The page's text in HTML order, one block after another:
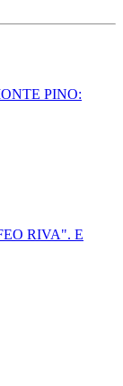
PINO:
RIVA". E